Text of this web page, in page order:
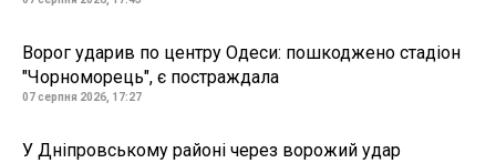
Ворог ударив по центру Одеси: пошкоджено стадіон
"Чорноморець", є постраждала
07 серпня 2026, 17:27
У Дніпровському районі через ворожий удар